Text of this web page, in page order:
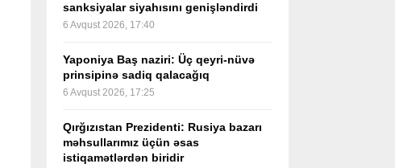
sanksiyalar siyahısını genişləndirdi
6 Avqust 2026, 17:40
Yaponiya Baş naziri: Üç qeyri-nüvə
prinsipinə sadiq qalacağıq
6 Avqust 2026, 17:25
Qırğızıstan Prezidenti: Rusiya bazarı
məhsullarımız üçün əsas
istiqamətlərdən biridir